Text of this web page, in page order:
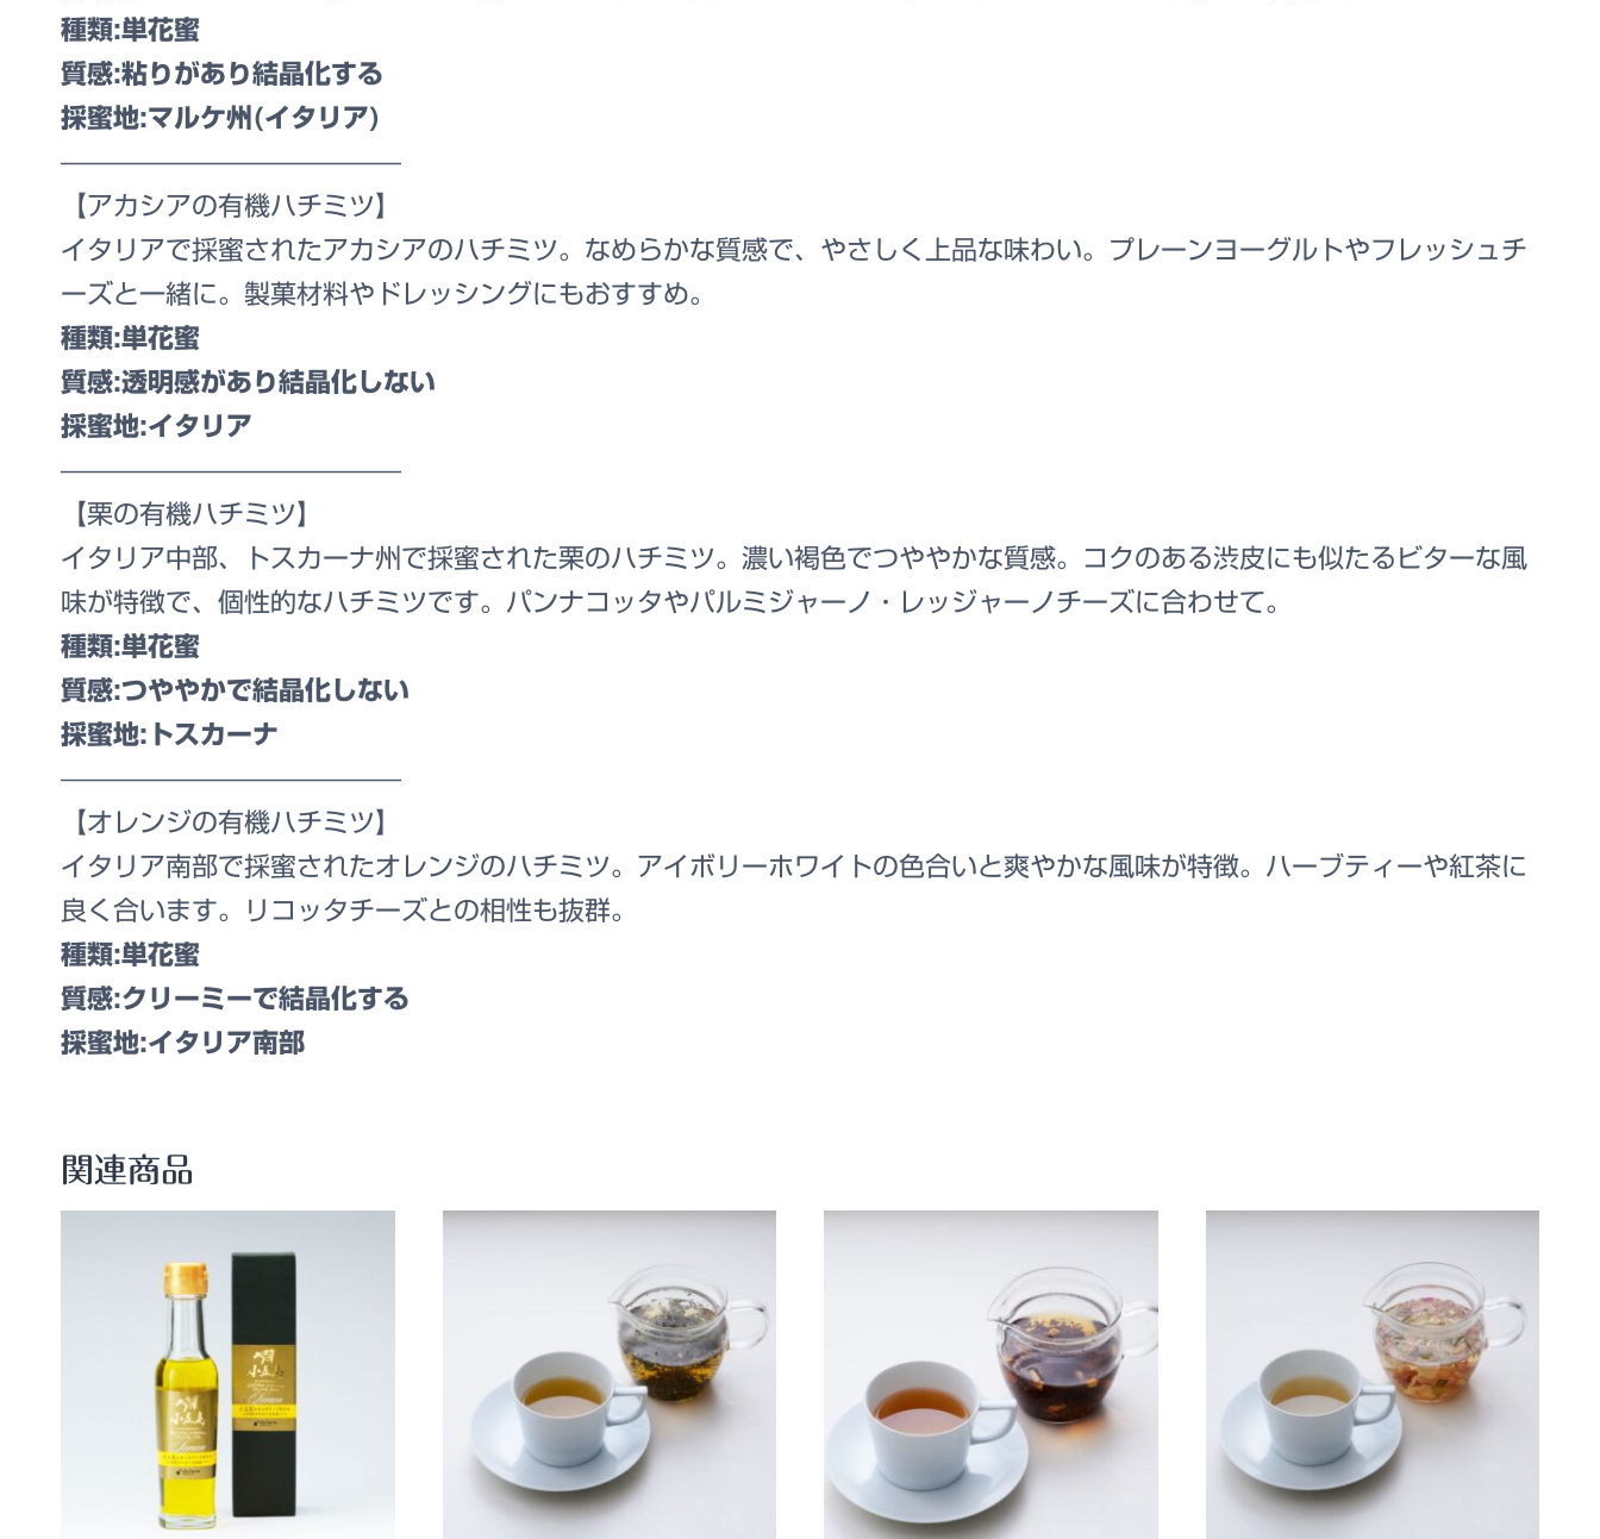
種類:単花蜜
質感:粘りがあり結晶化する
採蜜地:マルケ州(イタリア)
—————————————
【アカシアの有機ハチミツ】
イタリアで採蜜されたアカシアのハチミツ。なめらかな質感で、やさしく上品な味わい。プレーンヨーグルトやフレッシュチ
ーズと一緒に。製菓材料やドレッシングにもおすすめ。
種類:単花蜜
質感:透明感があり結晶化しない
採蜜地:イタリア
—————————————
【栗の有機ハチミツ】
イタリア中部、トスカーナ州で採蜜された栗のハチミツ。濃い褐色でつややかな質感。コクのある渋皮にも似たるビターな風
味が特徴で、個性的なハチミツです。パンナコッタやパルミジャーノ・レッジャーノチーズに合わせて。
種類:単花蜜
質感:つややかで結晶化しない
採蜜地:トスカーナ
—————————————
【オレンジの有機ハチミツ】
イタリア南部で採蜜されたオレンジのハチミツ。アイボリーホワイトの色合いと爽やかな風味が特徴。ハーブティーや紅茶に
良く合います。リコッタチーズとの相性も抜群。
種類:単花蜜
質感:クリーミーで結晶化する
採蜜地:イタリア南部
関連商品